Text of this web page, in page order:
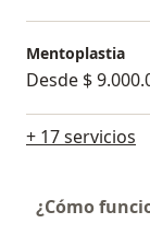
Mentoplastia
Desde $
+ 17 servicios
¿Cómo